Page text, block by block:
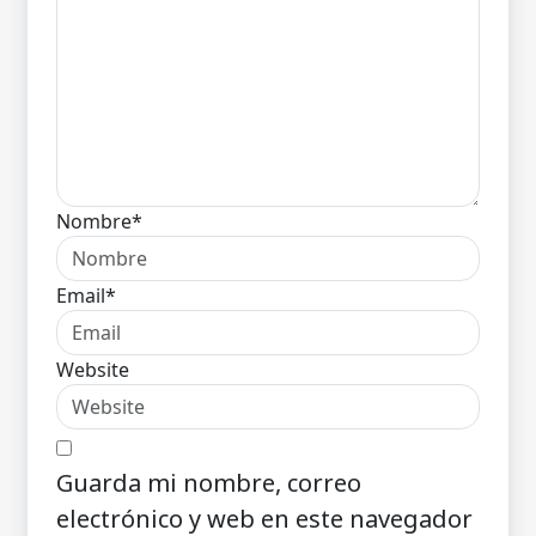
Nombre*
Email*
Website
Guarda mi nombre, correo
electrónico y web en este navegador